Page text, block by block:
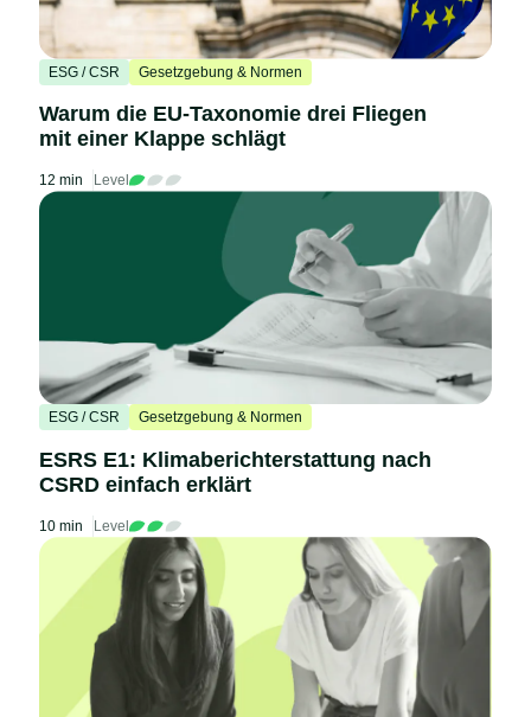
ESG / CSR Gesetzgebung & Normen
Warum die EU-Taxonomie drei Fliegen
mit einer Klappe schlägt
12 min Level
ESG / CSR Gesetzgebung & Normen
ESRS E1: Klimaberichterstattung nach
CSRD einfach erklärt
10 min Level